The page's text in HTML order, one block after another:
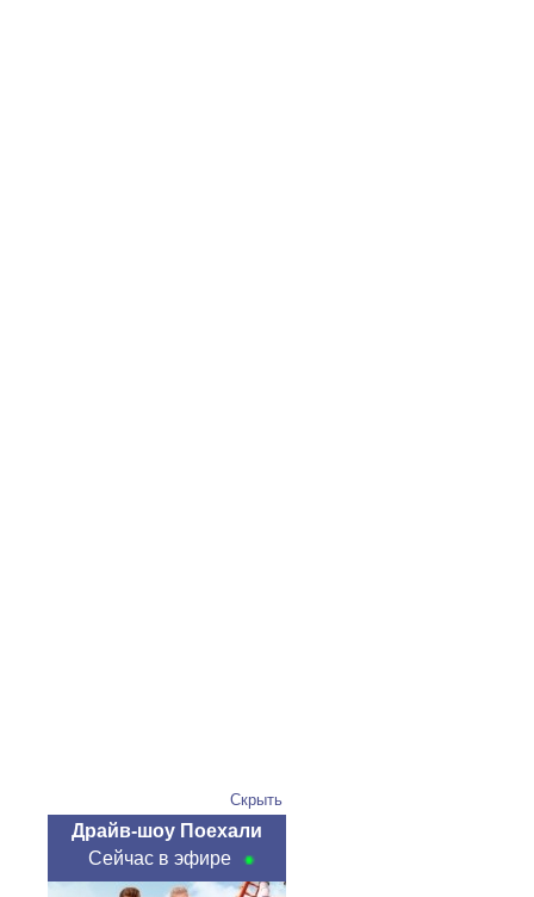
Скрыть
Драйв-шоу Поехали
Сейчас в эфире